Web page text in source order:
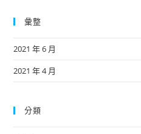
彙整
2021 年 6 月
2021 年 4 月
分類